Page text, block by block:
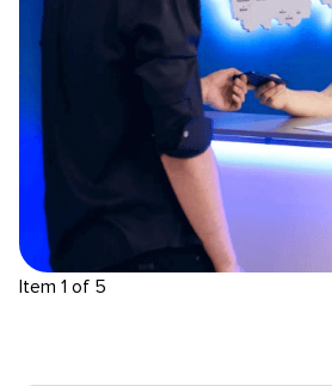
Item 1 of 5